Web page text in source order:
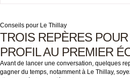
Conseils pour Le Thillay
TROIS REPÈRES
PROFIL AU PREMIER
Avant de lancer une conversation, quelques
gagner du temps, notamment à Le Thillay,